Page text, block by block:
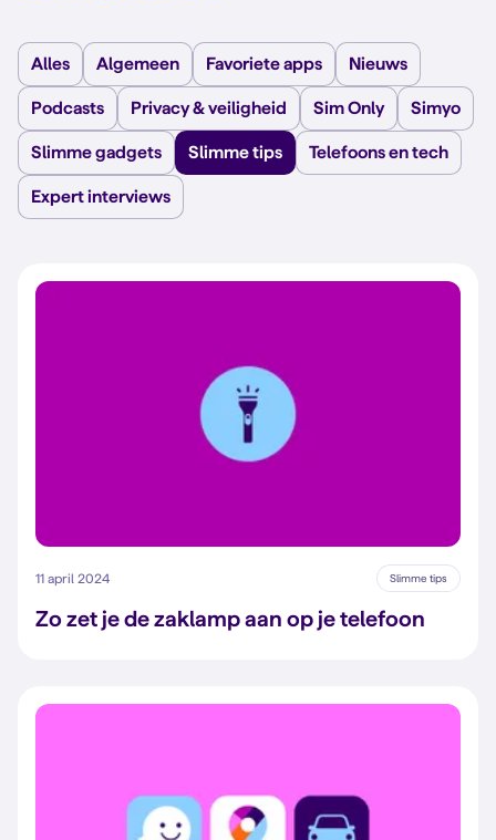
Alles Algemeen Favoriete apps Nieuws
Podcasts Privacy & veiligheid Sim Only Simyo
Slimme gadgets Slimme tips Telefoons en tech
Expert interviews
11 april 2024 Slimme tips
Zo zet je de zaklamp aan op je telefoon